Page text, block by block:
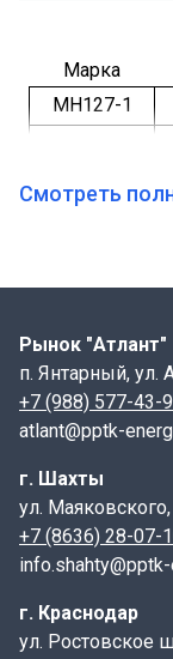
Марка
МН127-1
Цена на все
150 руб/1кг
Смотреть
Рынок "Атлант"
п. Янтарный, ул.
+7 (988) 577-43-
atlant@pptk-
г. Шахты
ул.
+7 (8636) 28-07-
г. Краснодар
ул. Ростовское